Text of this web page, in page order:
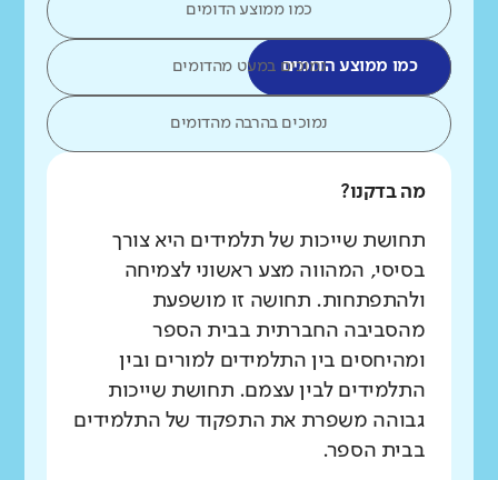
כמו ממוצע הדומים
כמו ממוצע הדומיםנמוכים במעט מהדומים
נמוכים בהרבה מהדומים
מה בדקנו?
תחושת שייכות של תלמידים היא צורך
בסיסי, המהווה מצע ראשוני לצמיחה
ולהתפתחות. תחושה זו מושפעת
מהסביבה החברתית בבית הספר
ומהיחסים בין התלמידים למורים ובין
התלמידים לבין עצמם. תחושת שייכות
גבוהה משפרת את התפקוד של התלמידים
בבית הספר.